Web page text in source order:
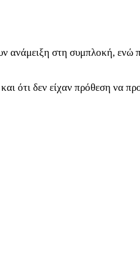
ανάμειξη στη συμπλοκή, ενώ
ότι δεν είχαν πρόθεση να